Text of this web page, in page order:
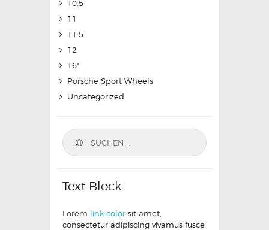
10.5
11
11.5
12
16"
Porsche Sport Wheels
Uncategorized
Text Block
Lorem link color sit amet,
consectetur adipiscing vivamus fusce